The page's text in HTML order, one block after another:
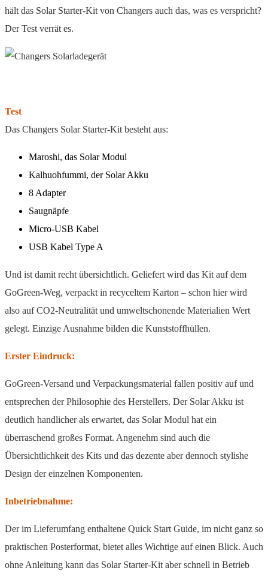
hält das Solar Starter-Kit von Changers auch das, was es verspricht?
Der Test verrät es.
Test
Das Changers Solar Starter-Kit besteht aus:
Maroshi, das Solar Modul
Kalhuohfummi, der Solar Akku
8 Adapter
Saugnäpfe
Micro-USB Kabel
USB Kabel Type A
Und ist damit recht übersichtlich. Geliefert wird das Kit auf dem
GoGreen-Weg, verpackt in recyceltem Karton – schon hier wird
also auf CO2-Neutralität und umweltschonende Materialien Wert
gelegt. Einzige Ausnahme bilden die Kunststoffhüllen.
Erster Eindruck:
GoGreen-Versand und Verpackungsmaterial fallen positiv auf und
entsprechen der Philosophie des Herstellers. Der Solar Akku ist
deutlich handlicher als erwartet, das Solar Modul hat ein
überraschend großes Format. Angenehm sind auch die
Übersichtlichkeit des Kits und das dezente aber dennoch stylishe
Design der einzelnen Komponenten.
Inbetriebnahme:
Der im Lieferumfang enthaltene Quick Start Guide, im nicht ganz so
praktischen Posterformat, bietet alles Wichtige auf einen Blick. Auch
ohne Anleitung kann das Solar Starter-Kit aber schnell in Betrieb